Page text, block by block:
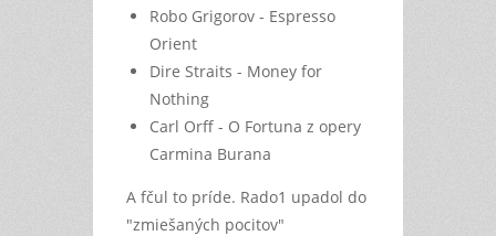
Robo Grigorov - Espresso
Orient
Dire Straits - Money for
Nothing
Carl Orff - O Fortuna z opery
Carmina Burana
A fčul to príde. Rado1 upadol do
"zmiešaných pocitov"